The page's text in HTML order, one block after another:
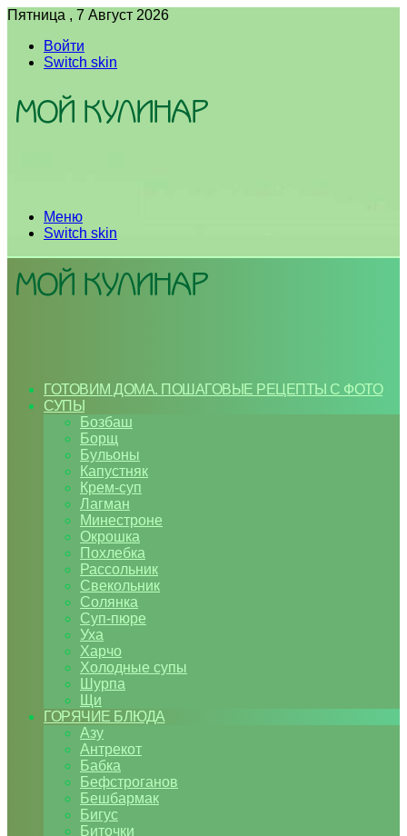
Пятница , 7 Август 2026
Войти
Switch skin
Меню
Switch skin
ГОТОВИМ ДОМА. ПОШАГОВЫЕ РЕЦЕПТЫ С ФОТО
СУПЫ
Бозбаш
Борщ
Бульоны
Капустняк
Крем-суп
Лагман
Минестроне
Окрошка
Похлебка
Рассольник
Свекольник
Солянка
Суп-пюре
Уха
Харчо
Холодные супы
Шурпа
Щи
ГОРЯЧИЕ БЛЮДА
Азу
Антрекот
Бабка
Бефстроганов
Бешбармак
Бигус
Биточки